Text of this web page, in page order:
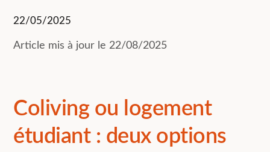
22/05/2025
Article mis à jour le 22/08/2025
Coliving ou logement
étudiant : deux options